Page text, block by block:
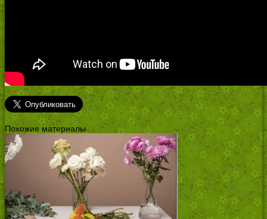
Похожие материалы